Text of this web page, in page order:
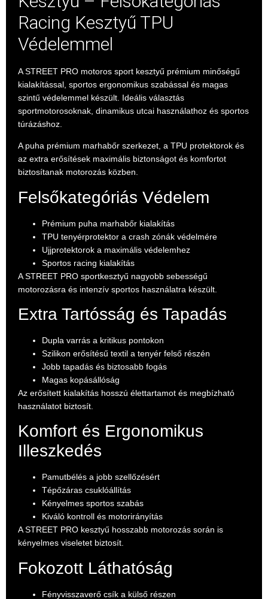
Racing Kesztyű TPU
Védelemmel
A STREET PRO motoros sport kesztyű prémium minőségű
kialakítással, sportos ergonomikus szabással és magas
szintű védelemmel készült. Ideális választás
sportmotorosoknak, dinamikus utcai használathoz és sportos
túrázáshoz.
A puha prémium marhabőr szerkezet, a TPU protektorok és
az extra erősítések maximális biztonságot és komfortot
biztosítanak motorozás közben.
Felsőkategóriás Védelem
Prémium puha marhabőr kialakítás
TPU tenyérprotektor a crash zónák védelmére
Ujjprotektorok a maximális védelemhez
Sportos racing kialakítás
A STREET PRO sportkesztyű nagyobb sebességű
motorozásra és intenzív sportos használatra készült.
Extra Tartósság és Tapadás
Dupla varrás a kritikus pontokon
Szilikon erősítésű textil a tenyér felső részén
Jobb tapadás és biztosabb fogás
Magas kopásállóság
Az erősített kialakítás hosszú élettartamot és megbízható
használatot biztosít.
Komfort és Ergonomikus
Illeszkedés
Pamutbélés a jobb szellőzésért
Tépőzáras csuklóállítás
Kényelmes sportos szabás
Kiváló kontroll és motorirányítás
A STREET PRO kesztyű hosszabb motorozás során is
kényelmes viseletet biztosít.
Fokozott Láthatóság
Fényvisszaverő csík a külső részen